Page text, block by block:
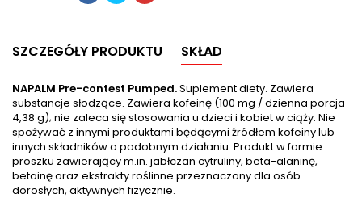
SZCZEGÓŁY PRODUKTU SKŁAD
NAPALM Pre-contest Pumped.Suplement diety. Zawiera
substancje słodzące. Zawiera kofeinę (100 mg / dzienna porcja
4,38 g); nie zaleca się stosowania u dzieci i kobiet w ciąży. Nie
spożywać z innymi produktami będącymi źródłem kofeiny lub
innych składników o podobnym działaniu. Produkt w formie
proszku zawierający m.in. jabłczan cytruliny, beta-alaninę,
betainę oraz ekstrakty roślinne przeznaczony dla osób
dorosłych, aktywnych fizycznie.